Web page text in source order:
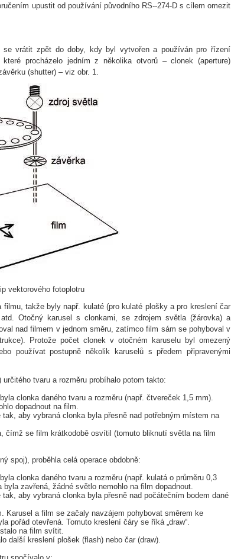
upustit od používání původního RS--274-D s cílem omezit
se vrátit zpět do doby, kdy byl vytvořen a používán pro řízení
procházelo jedním z několika otvorů – clonek (aperture)
(shutter) – viz obr. 1.
vektorového fotoplotru
takže byly např. kulaté (pro kulaté plošky a pro kreslení čar
Otočný karusel s clonkami, se zdrojem světla (žárovka) a
nad filmem v jednom směru, zatímco film sám se pohyboval v
Protože počet clonek v otočném karuselu byl omezený
používat postupně několik karuselů s předem připravenými
tvaru a rozměru probíhalo potom takto:
clonka daného tvaru a rozměru (např. čtvereček 1,5 mm).
dopadnout na film.
aby vybraná clonka byla přesně nad potřebným místem na
čímž se film krátkodobě osvítil (tomuto bliknutí světla na film
spoj), proběhla celá operace obdobně:
clonka daného tvaru a rozměru (např. kulatá o průměru 0,3
zavřená, žádné světlo nemohlo na film dopadnout.
aby vybraná clonka byla přesně nad počátečním bodem dané
a film se začaly navzájem pohybovat směrem ke
pořád otevřená. Tomuto kreslení čáry se říká „draw“.
na film svítit.
další kreslení plošek (flash) nebo čar (draw).